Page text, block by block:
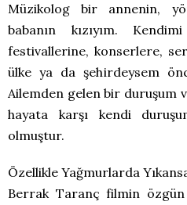
Müzikolog bir annenin,
babanın kızıyım.
festivallerine, konserlere,
ülke ya da şehirdeysem
Ailemden gelen bir duruşum
hayata karşı kendi
olmuştur.
Özellikle Yağmurlarda
Berrak Taranç filmin